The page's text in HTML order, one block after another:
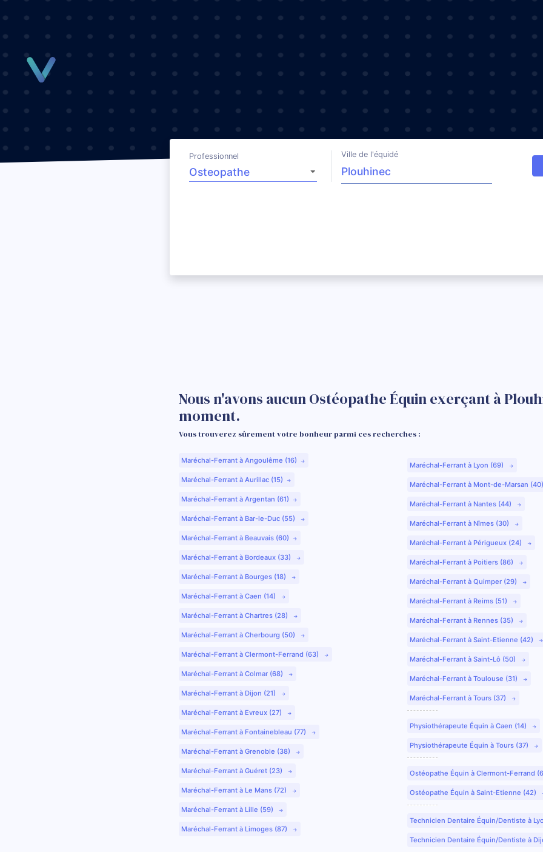
Professionnel Ville de l'équidé
Nous n'avons aucun Ostéopathe Équin exerçant à
moment.
Vous trouverez sûrement votre bonheur parmi ces recherches :
Maréchal-Ferrant à Angoulême (16)
Maréchal-Ferrant à Aurillac (15)
Maréchal-Ferrant à Argentan (61)
Maréchal-Ferrant à Bar-le-Duc (55)
Maréchal-Ferrant à Beauvais (60)
Maréchal-Ferrant à Bordeaux (33)
Maréchal-Ferrant à Bourges (18)
Maréchal-Ferrant à Caen (14)
Maréchal-Ferrant à Chartres (28)
Maréchal-Ferrant à Cherbourg (50)
Maréchal-Ferrant à Clermont-Ferrand (63)
Maréchal-Ferrant à Colmar (68)
Maréchal-Ferrant à Dijon (21)
Maréchal-Ferrant à Evreux (27)
Maréchal-Ferrant à Fontainebleau (77)
Maréchal-Ferrant à Grenoble (38)
Maréchal-Ferrant à Guéret (23)
Maréchal-Ferrant à Le Mans (72)
Maréchal-Ferrant à Lille (59)
Maréchal-Ferrant à Limoges (87)
Maréchal-Ferrant à Lyon (69)
Maréchal-Ferrant à Mont-de-Marsan
Maréchal-Ferrant à Nantes (44)
Maréchal-Ferrant à Nîmes (30)
Maréchal-Ferrant à Périgueux (24)
Maréchal-Ferrant à Poitiers (86)
Maréchal-Ferrant à Quimper (29)
Maréchal-Ferrant à Reims (51)
Maréchal-Ferrant à Rennes (35)
Maréchal-Ferrant à Saint-Etienne (42)
Maréchal-Ferrant à Saint-Lô (50)
Maréchal-Ferrant à Toulouse (31)
Maréchal-Ferrant à Tours (37)
Physiothérapeute Équin à Caen (14)
Physiothérapeute Équin à Tours (37)
Ostéopathe Équin à Clermont-Ferrand
Ostéopathe Équin à Saint-Etienne (42)
Technicien Dentaire Équin/Dentiste à
Technicien Dentaire Équin/Dentiste à